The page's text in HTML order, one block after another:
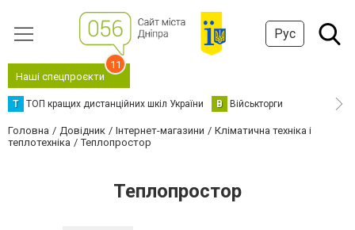
Рус
Наші спецпроєкти
11
Т ТОП кращих дистанційних шкіл України В Військторги
Головна Довідник Інтернет-магазини
Кліматична техніка і
теплотехніка
Теплопростор
Теплопростор